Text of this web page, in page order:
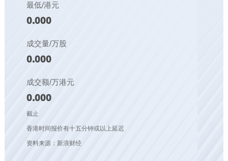
最低/港元
0.000
成交量/万股
0.000
成交额/万港元
0.000
截止
香港时间报价有十五分钟或以上延迟
资料来源：新浪财经